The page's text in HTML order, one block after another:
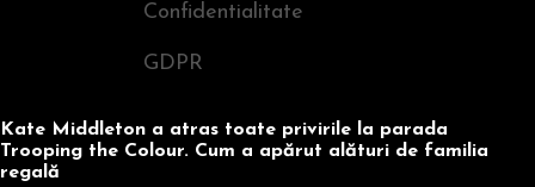
Confidentialitate
GDPR
Kate Middleton a atras toate privirile la parada
Trooping the Colour. Cum a apărut alături de familia
regală